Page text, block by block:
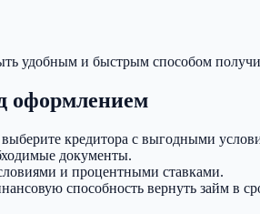
удобным и быстрым способом
оформлением
кредитора с выгодными
документы.
и процентными ставками.
способность вернуть займ в